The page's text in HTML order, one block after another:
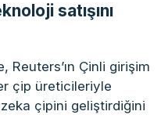
satışını
Çinli girişim
çip üreticileriyle
çipini geliştirdiğini